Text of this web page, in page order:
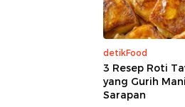
detikFood
3 Resep Roti
yang Gurih
Sarapan